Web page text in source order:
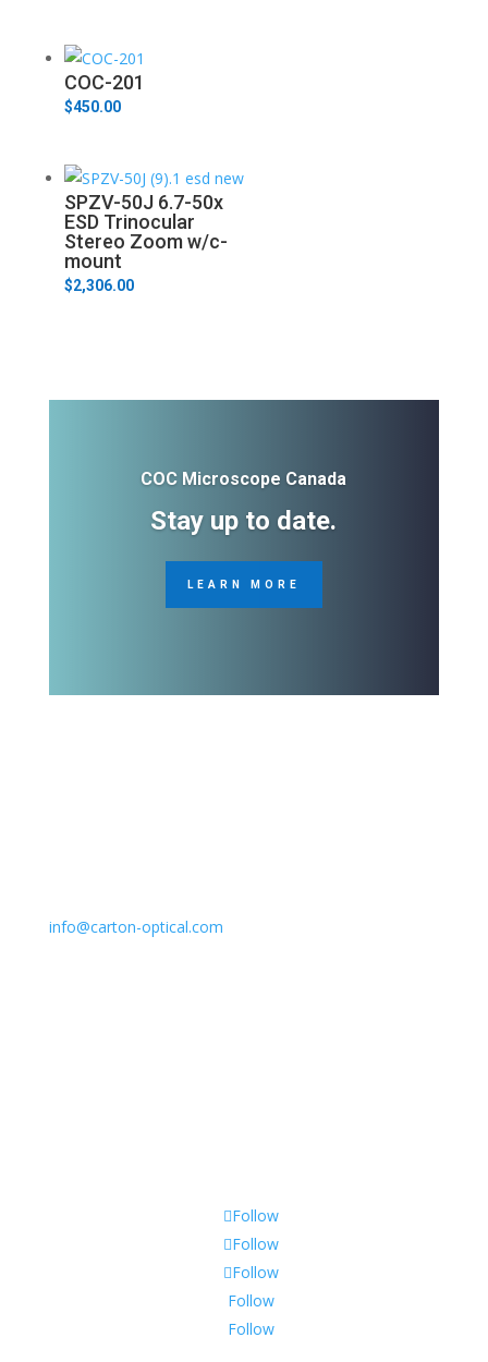
COC-201
$450.00
SPZV-50J 6.7-50x
ESD Trinocular
Stereo Zoom w/c-
mount
$2,306.00
COC Microscope Canada
Stay up to date.
LEARN MORE
info@carton-optical.com
Follow
Follow
Follow
Follow
Follow